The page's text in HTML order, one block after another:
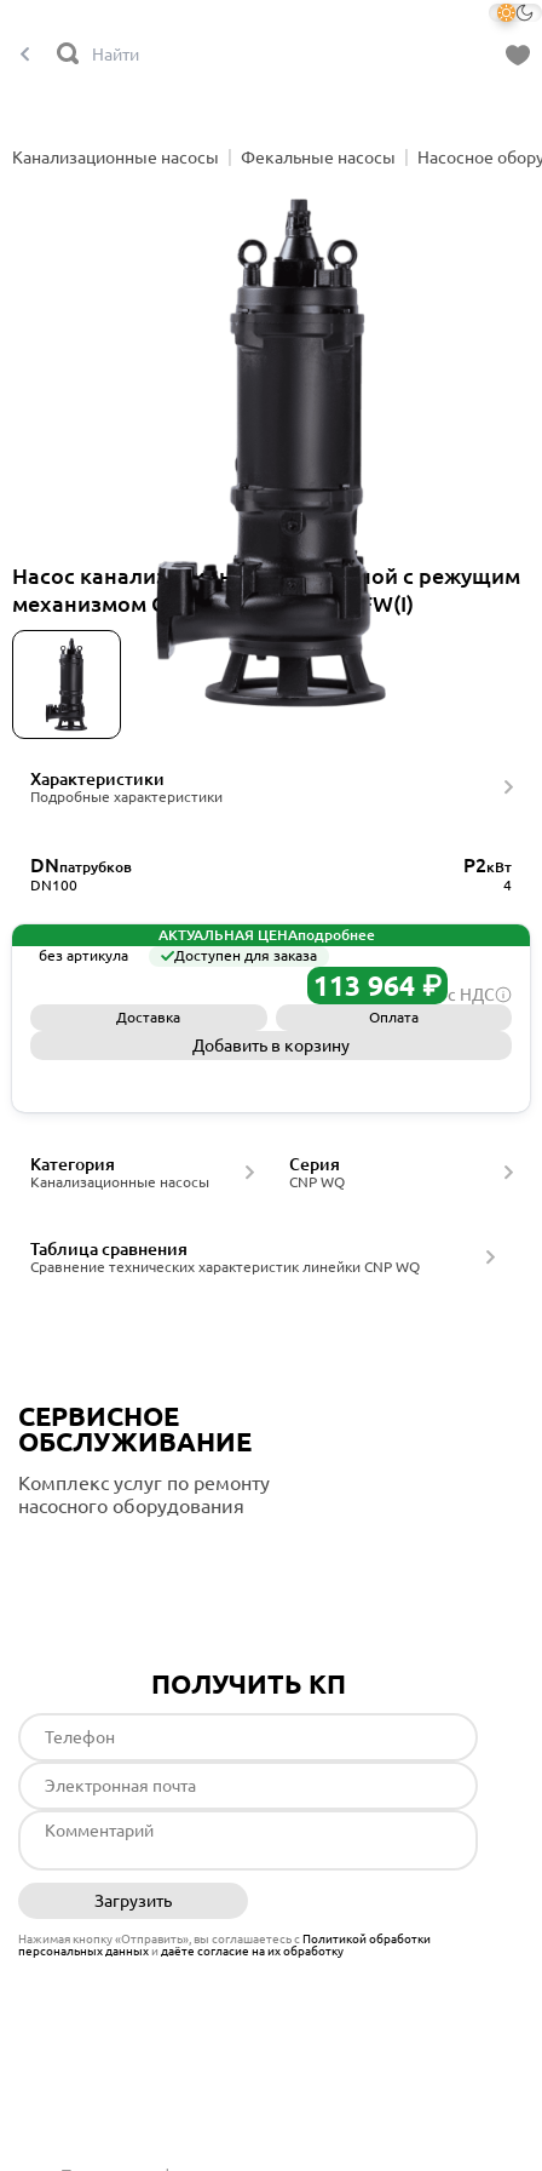
Канализационные насосы Фекальные насосы Насосное
Насос канализационный погружной с режущим
механизмом CNP 100WQ60-11-4EFW(I)
Характеристики
Подробные характеристики
DNпатрубков
DN100
P2кВт
4
АКТУАЛЬНАЯ ЦЕНАподробнее
без артикула
Доступен для заказа
113 964 ₽ с НДС
Доставка Оплата
Добавить в корзину
Канализационные насосы
Категория
CNP WQ
Серия
Сравнение технических характеристик линейки CNP WQ
Таблица сравнения
СЕРВИСНОЕ
ОБСЛУЖИВАНИЕ
Комплекс услуг по ремонту
насосного оборудования
ПОЛУЧИТЬ КП
Загрузить
Нажимая кнопку «Отправить», вы соглашаетесь сПолитикой обработки
персональных данныхи даёте согласие на их обработку